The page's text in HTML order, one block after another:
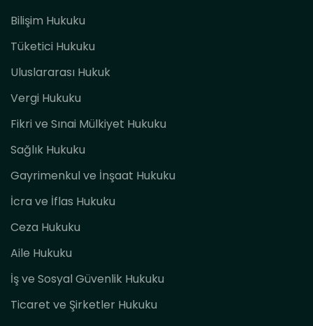
Bilişim Hukuku
Tüketici Hukuku
Uluslararası Hukuk
Vergi Hukuku
Fikri ve Sınai Mülkiyet Hukuku
Sağlık Hukuku
Gayrimenkul ve İnşaat Hukuku
İcra ve İflas Hukuku
Ceza Hukuku
Aile Hukuku
İş ve Sosyal Güvenlik Hukuku
Ticaret ve Şirketler Hukuku